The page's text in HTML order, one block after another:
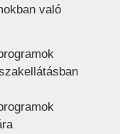
való